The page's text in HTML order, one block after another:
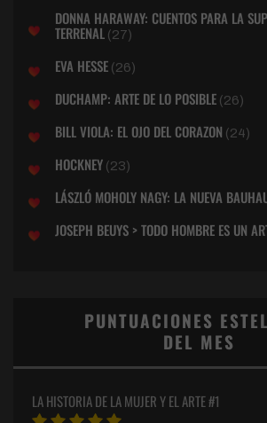
DONNA HARAWAY: CUENTOS PARA LA
TERRENAL (27)
EVA HESSE (26)
DUCHAMP: ARTE DE LO POSIBLE (26)
BILL VIOLA: EL OJO DEL CORAZON (24)
HOCKNEY (23)
LÁSZLÓ MOHOLY NAGY: LA NUEVA
JOSEPH BEUYS > TODO HOMBRE ES UN
PUNTUACIONES
DEL MES
LA HISTORIA DE LA MUJER Y EL ARTE #1